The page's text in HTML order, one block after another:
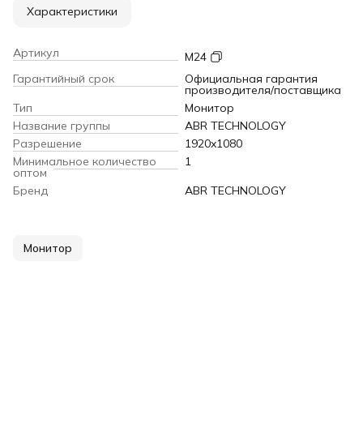
Характеристики
Артикул
М24
Гарантийный срок
Официальная гарантия
производителя/поставщика
Тип
Монитор
Название группы
ABR TECHNOLOGY
Разрешение
1920x1080
Минимальное количество
оптом
1
Бренд
ABR TECHNOLOGY
Монитор